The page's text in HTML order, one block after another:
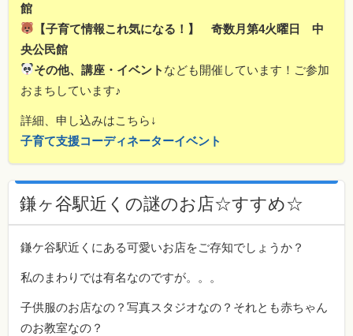
館
【子育て情報これ気になる！】 奇数月第4火曜日 中
央公民館
その他、講座・イベント なども開催しています！ご参加
おまちしています♪
詳細、申し込みはこちら↓
子育て支援コーディネーターイベント
鎌ヶ谷駅近くの謎のお店☆すすめ☆
鎌ケ谷駅近くにある可愛いお店をご存知でしょうか？
私のまわりでは有名なのですが。。。
子供服のお店なの？写真スタジオなの？それとも赤ちゃん
のお教室なの？